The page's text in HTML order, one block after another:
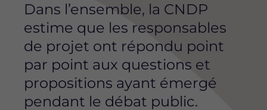
Dans l’ensemble, la CNDP
estime que les responsables
de projet ont répondu point
par point aux questions et
propositions ayant émergé
pendant le débat public.